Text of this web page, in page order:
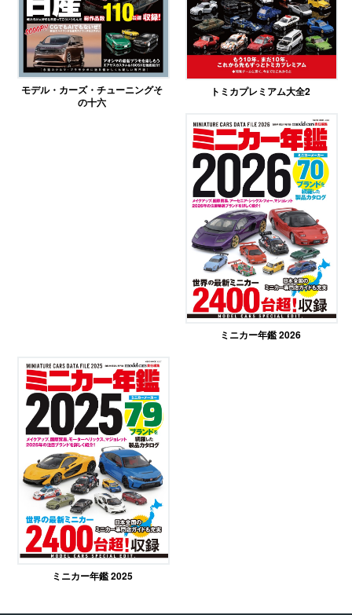
モデル・カーズ・チューニングそ
の十六
トミカプレミアム大全2
ミニカー年鑑 2026
ミニカー年鑑 2025